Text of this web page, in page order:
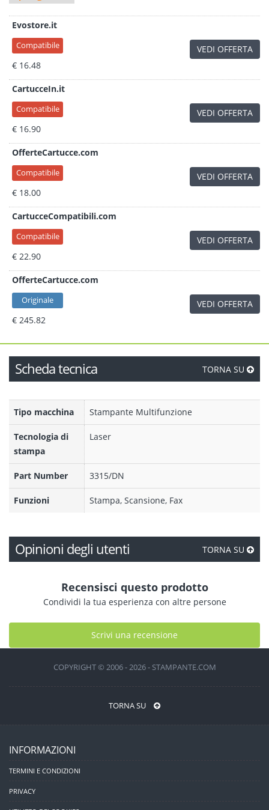
Evostore.it
Compatibile
€ 16.48
VEDI OFFERTA
CartucceIn.it
Compatibile
€ 16.90
VEDI OFFERTA
OfferteCartucce.com
Compatibile
€ 18.00
VEDI OFFERTA
CartucceCompatibili.com
Compatibile
€ 22.90
VEDI OFFERTA
OfferteCartucce.com
Originale
€ 245.82
VEDI OFFERTA
Scheda tecnica TORNA SU
Tipo macchina Stampante Multifunzione
Tecnologia di
stampa
Laser
Part Number 3315/DN
Funzioni Stampa, Scansione, Fax
Opinioni degli utenti TORNA SU
Recensisci questo prodotto
Condividi la tua esperienza con altre persone
Scrivi una recensione
COPYRIGHT © 2006 - 2026 - STAMPANTE.COM
TORNA SU
INFORMAZIONI
TERMINI E CONDIZIONI
PRIVACY